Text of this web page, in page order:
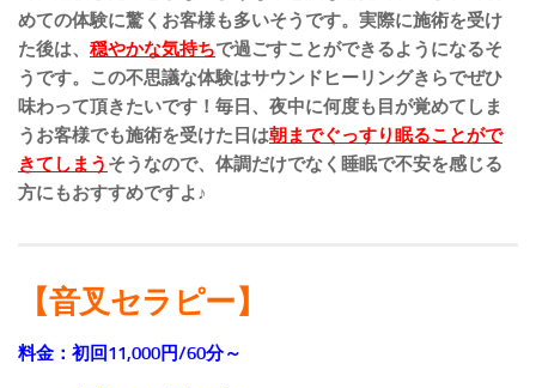
めての体験に驚くお客様も多いそうです。実際に施術を受け
た後は、 穏やかな気持ちで過ごすことができるようになるそ
うです。この不思議な体験はサウンドヒーリングきらでぜひ
味わって頂きたいです！毎日、夜中に何度も目が覚めてしま
うお客様でも施術を受けた日は朝までぐっすり眠ることがで
きてしまう そうなので、体調だけでなく睡眠で不安を感じる
方にもおすすめですよ♪
【音叉セラピー】
料金：初回11,000円/60分～